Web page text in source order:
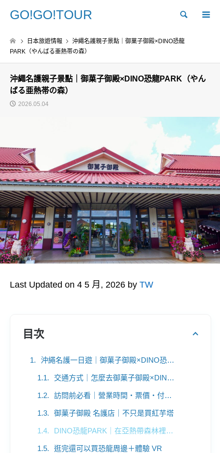
GO!GO!TOUR Search
日本旅遊情報
沖繩名護親子景點｜御菓子御殿×DINO恐龍
PARK（やんばる亜熱帯の森）
沖繩名護親子景點｜御菓子御殿×DINO恐龍PARK（やん
ばる亜熱帯の森）
2026.05.04
Last Updated on 4 5 月, 2026 by TW
目次
沖繩名護一日遊｜御菓子御殿×DINO恐龍PARK，伴手禮×亞熱帶森林探險一次滿足
交通方式｜怎麼去御菓子御殿×DINO恐龍PARK
訪問前必看｜營業時間・票價・付款方式一張表搞懂
御菓子御殿 名護店｜不只是買紅芋塔
DINO恐龍PARK｜在亞熱帶森林裡探險
逛完還可以買恐龍周邊＋體驗 VR